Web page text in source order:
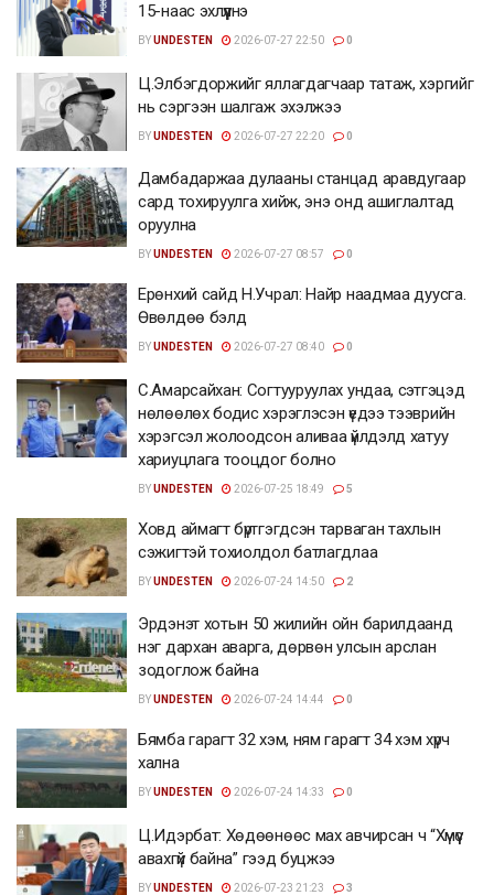
15-наас эхлүүлнэ
BYUNDESTEN 2026-07-27 22:50 0
Ц.Элбэгдоржийг яллагдагчаар татаж, хэргийг
нь сэргээн шалгаж эхэлжээ
BYUNDESTEN 2026-07-27 22:20 0
Дамбадаржаа дулааны станцад аравдугаар
сард тохируулга хийж, энэ онд ашиглалтад
оруулна
BYUNDESTEN 2026-07-27 08:57 0
Ерөнхий сайд Н.Учрал: Найр наадмаа дуусга.
Өвөлдөө бэлд
BYUNDESTEN 2026-07-27 08:40 0
С.Амарсайхан: Согтууруулах ундаа, сэтгэцэд
нөлөөлөх бодис хэрэглэсэн үедээ тээврийн
хэрэгсэл жолоодсон аливаа үйлдэлд хатуу
хариуцлага тооцдог болно
BYUNDESTEN 2026-07-25 18:49 5
Ховд аймагт бүртгэгдсэн тарваган тахлын
сэжигтэй тохиолдол батлагдлаа
BYUNDESTEN 2026-07-24 14:50 2
Эрдэнэт хотын 50 жилийн ойн барилдаанд
нэг дархан аварга, дөрвөн улсын арслан
зодоглож байна
BYUNDESTEN 2026-07-24 14:44 0
Бямба гарагт 32 хэм, ням гарагт 34 хэм хүрч
хална
BYUNDESTEN 2026-07-24 14:33 0
Ц.Идэрбат: Хөдөөнөөс мах авчирсан ч “Хүмүүс
авахгүй байна” гээд буцжээ
BYUNDESTEN 2026-07-23 21:23 3